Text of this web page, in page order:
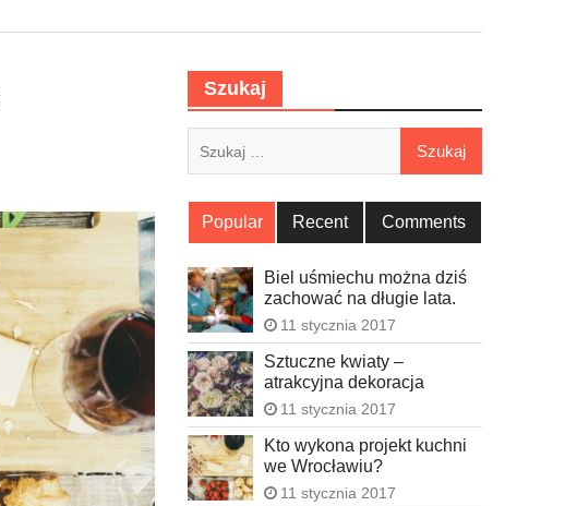
Szukaj
Popular Recent Comments
Biel uśmiechu można dziś
zachować na długie lata.
11 stycznia 2017
Sztuczne kwiaty –
atrakcyjna dekoracja
11 stycznia 2017
Kto wykona projekt kuchni
we Wrocławiu?
11 stycznia 2017